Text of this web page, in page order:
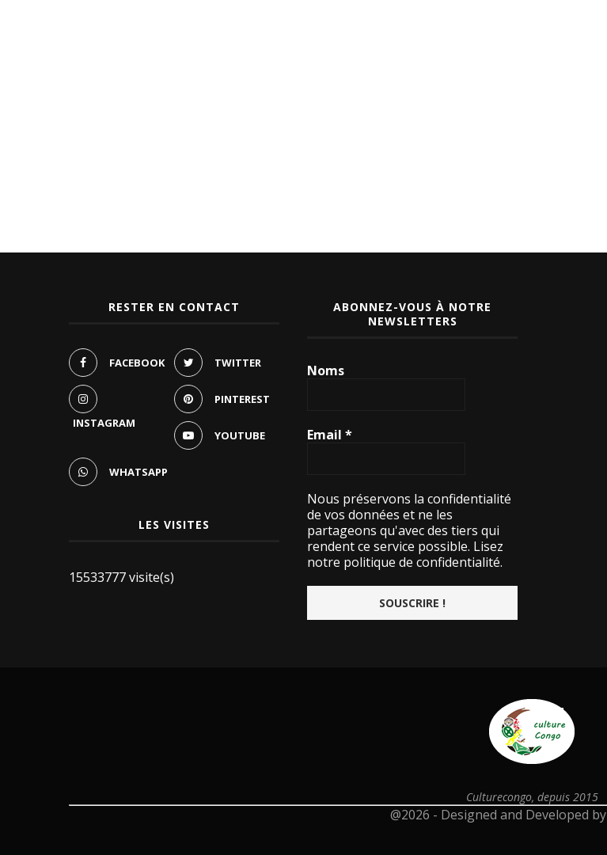
RESTER EN CONTACT
FACEBOOK TWITTER
INSTAGRAM
PINTEREST
YOUTUBE
WHATSAPP
LES VISITES
15533777 visite(s)
ABONNEZ-VOUS À NOTRE
NEWSLETTERS
Noms
Email*
Nous préservons la confidentialité
de vos données et ne les
partageons qu'avec des tiers qui
rendent ce service possible. Lisez
notre politique de confidentialité.
Culturecongo, depuis 2015
@2026 - Designed and Developed by